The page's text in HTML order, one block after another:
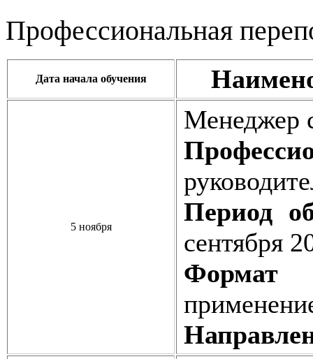
Профессиональная
Дата начала обучения
5 ноября
Менеджер
Период
сентября
Формат